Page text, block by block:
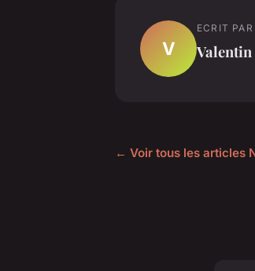
V
ECRIT PAR
Valentin
← Voir tous les articles